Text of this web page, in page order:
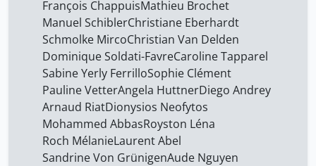
Diem-Lan Vu Cantero
Dionysios Neofytos
Dominique Soldati-Favre 7
François Chappuis
Isabella Eckerle
Klara Posfay-Barbe
Laurent Abel
François ChappuisMathieu Brochet
Manuel SchiblerChristiane Eberhardt
Schmolke MircoChristian Van Delden
Dominique Soldati-FavreCaroline Tapparel
Sabine Yerly FerrilloSophie Clément
Pauline VetterAngela HuttnerDiego Andrey
Arnaud RiatDionysios Neofytos
Mohammed AbbasRoyston Léna
Roch MélanieLaurent Abel
Sandrine Von GrünigenAude Nguyen